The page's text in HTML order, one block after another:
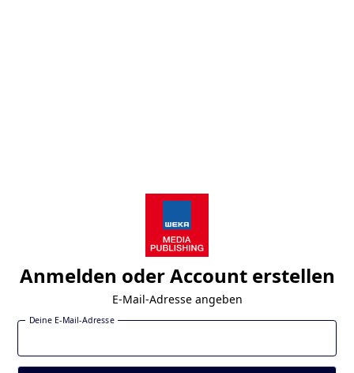
Anmelden oder Account erstellen
E-Mail-Adresse angeben
Deine E-Mail-Adresse